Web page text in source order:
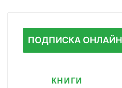
ПОДПИСКА ОНЛАЙН
КНИГИ